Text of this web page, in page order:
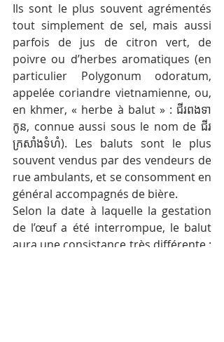
Ils sont le plus souvent agrémentés
tout simplement de sel, mais aussi
parfois de jus de citron vert, de
poivre ou d’herbes aromatiques (en
particulier Polygonum odoratum,
appelée coriandre vietnamienne, ou,
en khmer, « herbe à balut » : ជីរពងទា
កូន, connue aussi sous le nom de ជីរ
ក្រសាំងទំហំ). Les baluts sont le plus
souvent vendus par des vendeurs de
rue ambulants, et se consomment en
général accompagnés de bière.
Selon la date à laquelle la gestation
de l’œuf a été interrompue, le balut
aura une consistance très différente :